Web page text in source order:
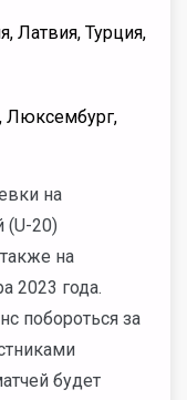
Латвия, Турция,
Люксембург,
на
20)
на
2023 года.
побороться за
будет